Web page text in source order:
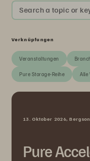
Search a topic or
Verknüpfungen
Veranstaltungen
Pure Storage-Reihe Alle
13. Oktober 2026, Bergson
Pure